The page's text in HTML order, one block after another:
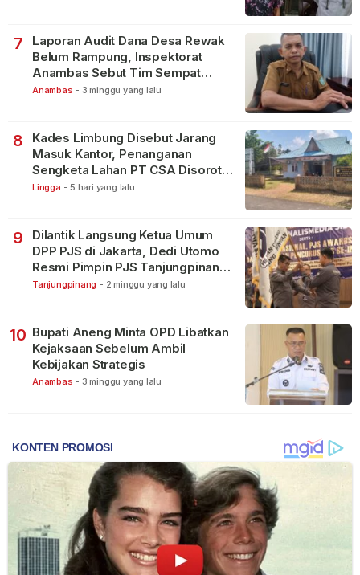
7
Laporan Audit Dana Desa Rewak
Belum Rampung, Inspektorat
Anambas Sebut Tim Sempat
Terbagi Tangani Kasus Lain
Anambas - 3 minggu yang lalu
8
Kades Limbung Disebut Jarang
Masuk Kantor, Penanganan
Sengketa Lahan PT CSA Disorot
Warga
Lingga - 5 hari yang lalu
9
Dilantik Langsung Ketua Umum
DPP PJS di Jakarta, Dedi Utomo
Resmi Pimpin PJS Tanjungpinang-
Bintan
Tanjungpinang - 2 minggu yang lalu
10 Bupati Aneng Minta OPD Libatkan
Kejaksaan Sebelum Ambil
Kebijakan Strategis
Anambas - 3 minggu yang lalu